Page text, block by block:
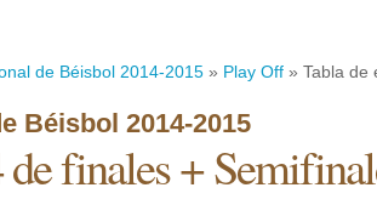
de Béisbol 2014-2015 » Play Off » Tabla de
Béisbol 2014-2015
finales +